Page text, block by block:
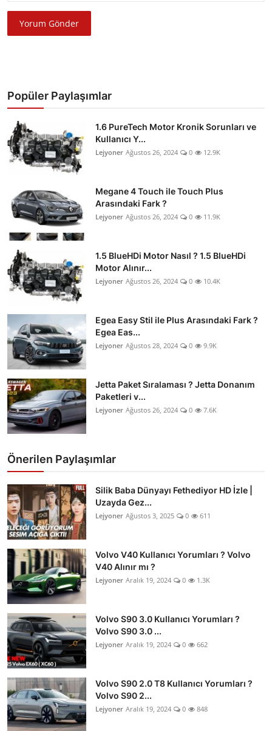
Yorum Gönder
Popüler Paylaşımlar
1.6 PureTech Motor Kronik Sorunları ve
Kullanıcı Y...
Lejyoner Ağustos 26, 2024 0 12.9K
Megane 4 Touch ile Touch Plus
Arasındaki Fark ?
Lejyoner Ağustos 26, 2024 0 11.9K
1.5 BlueHDi Motor Nasıl ? 1.5 BlueHDi
Motor Alınır...
Lejyoner Ağustos 26, 2024 0 10.4K
Egea Easy Stil ile Plus Arasındaki Fark ?
Egea Eas...
Lejyoner Ağustos 28, 2024 0 9.9K
Jetta Paket Sıralaması ? Jetta Donanım
Paketleri v...
Lejyoner Ağustos 26, 2024 0 7.6K
Önerilen Paylaşımlar
Silik Baba Dünyayı Fethediyor HD İzle |
Uzayda Gez...
Lejyoner Ağustos 3, 2025 0 611
Volvo V40 Kullanıcı Yorumları ? Volvo
V40 Alınır mı ?
Lejyoner Aralık 19, 2024 0 1.3K
Volvo S90 3.0 Kullanıcı Yorumları ?
Volvo S90 3.0 ...
Lejyoner Aralık 19, 2024 0 662
Volvo S90 2.0 T8 Kullanıcı Yorumları ?
Volvo S90 2...
Lejyoner Aralık 19, 2024 0 848